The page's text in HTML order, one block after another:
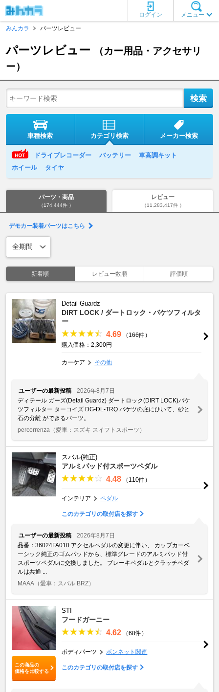
メニュー
ログイン
みんカラ
パーツレビュー
パーツレビュー
（カー用品・アクセサリ
ー）
車種検索 カテゴリ検索 メーカー検索
ドライブレコーダー バッテリー
車高調キット
ホイール
タイヤ
パーツ・商品
（174,444件 ）
レビュー
（11,283,417件 ）
デモカー装着パーツはこちら
新着順 レビュー数順 評価順
Detail Guardz
DIRT LOCK / ダートロック・バケツフィルタ
ー
4.69
（166件）
購入価格：2,300円
カーケア その他
ユーザーの最新投稿
2026年8月7日
ディテール ガーズ(Detail Guardz) ダートロック(DIRT LOCK)バケ
ツフィルター ターコイズ DG-DL-TRQ バケツの底にひいて、砂と
石の分離 ができるパーツ。
percorrenza （愛車：スズキ スイフトスポーツ）
スバル(純正)
アルミパッド付スポーツペダル
4.48 （110件）
インテリア ペダル
このカテゴリの取付店を探す
ユーザーの最新投稿
2026年8月7日
品番：36024FA010 アクセルペダルの変更に伴い、 カップカーベ
ーシック純正のゴムパッドから、標準グレードのアルミパッド付
スポーツペダルに交換しました。 ブレーキペダルとクラッチペダ
ルは共通 ...
MAAA （愛車：スバル BRZ）
この商品の
価格を比較する
STI
フードガーニー
4.62 （68件）
ボディパーツ ボンネット関連
このカテゴリの取付店を探す